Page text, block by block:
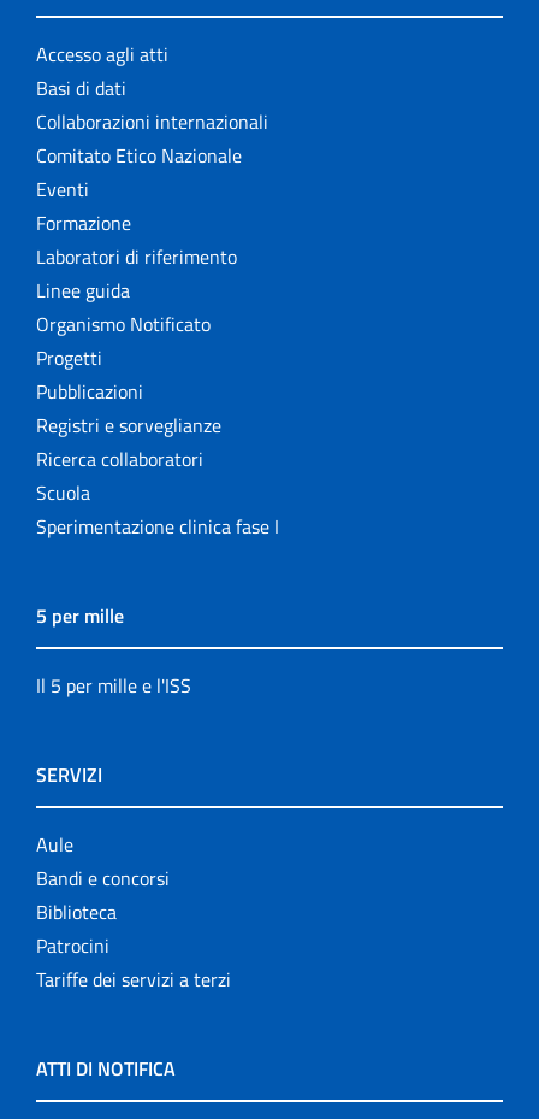
Accesso agli atti
Basi di dati
Collaborazioni internazionali
Comitato Etico Nazionale
Eventi
Formazione
Laboratori di riferimento
Linee guida
Organismo Notificato
Progetti
Pubblicazioni
Registri e sorveglianze
Ricerca collaboratori
Scuola
Sperimentazione clinica fase I
5 per mille
Il 5 per mille e l'ISS
SERVIZI
Aule
Bandi e concorsi
Biblioteca
Patrocini
Tariffe dei servizi a terzi
ATTI DI NOTIFICA